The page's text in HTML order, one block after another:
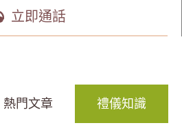
立即通話
熱門文章 禮儀知識